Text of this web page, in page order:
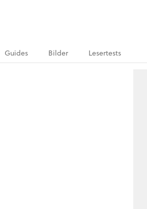
Guides Bilder Lesertests